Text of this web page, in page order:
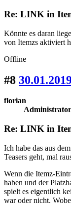
Re: LINK in
Könnte es daran
von Itemzs aktiviert
Offline
#8
florian
Administrator
Re: LINK in
Ich habe das aus
Teasers geht, mal
Wenn die Itemz-
haben und der
spielt es eigentlich
war oder nicht.